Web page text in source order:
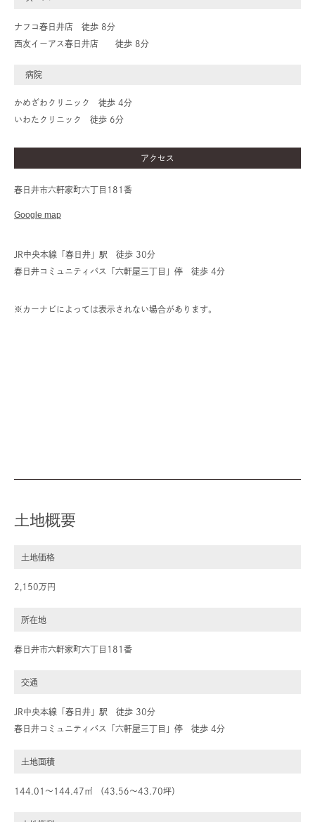
ナフコ春日井店 徒歩 8分
西友イーアス春日井店 徒歩 8分
病院
かめざわクリニック 徒歩 4分
いわたクリニック 徒歩 6分
アクセス
春日井市六軒家町六丁目181番
Google map
JR中央本線「春日井」駅 徒歩 30分
春日井コミュニティバス「六軒屋三丁目」停 徒歩 4分
※カーナビによっては表示されない場合があります。
土地概要
土地価格
2,150万円
所在地
春日井市六軒家町六丁目181番
交通
JR中央本線「春日井」駅 徒歩 30分
春日井コミュニティバス「六軒屋三丁目」停 徒歩 4分
土地面積
144.01～144.47㎡ （43.56～43.70坪）